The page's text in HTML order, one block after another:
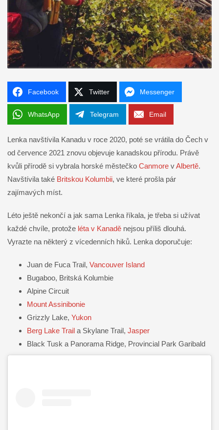
Facebook Twitter Messenger
WhatsApp Telegram Email
Lenka navštívila Kanadu v roce 2020, poté se vrátila do Čech v
od července 2021 znovu objevuje kanadskou přírodu. Právě
kvůli přírodě si vybrala horské městečko Canmore vAlbertě.
Navštívila také Britskou Kolumbii, ve které prošla pár
zajímavých míst.
Léto ještě nekončí a jak sama Lenka říkala, je třeba si užívat
každé chvíle, protože léta v Kanadě nejsou příliš dlouhá.
Vyrazte na některý z vícedenních hiků. Lenka doporučuje:
Juan de Fuca Trail, Vancouver Island
Bugaboo, Britská Kolumbie
Alpine Circuit
Mount Assinibonie
Grizzly Lake, Yukon
Berg Lake Trail a Skylane Trail, Jasper
Black Tusk a Panorama Ridge, Provincial Park Garibald